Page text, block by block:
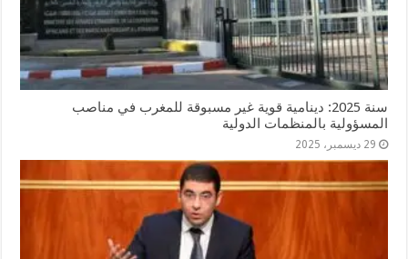
سنة 2025: دينامية قوية غير مسبوقة للمغرب في مناصب
المسؤولية بالمنظمات الدولية
29 ديسمبر، 2025